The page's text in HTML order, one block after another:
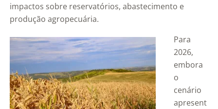
impactos sobre reservatórios, abastecimento e
produção agropecuária.
Para
2026,
embora
o
cenário
apresent